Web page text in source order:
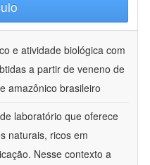
e atividade biológica com
a partir de veneno de
amazônico brasileiro
laboratório que oferece
naturais, ricos em
Nesse contexto a